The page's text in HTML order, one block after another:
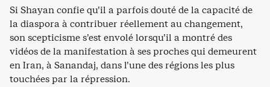
Si Shayan confie qu’il a parfois douté de la capacité de
la diaspora à contribuer réellement au changement,
son scepticisme s’est envolé lorsqu’il a montré des
vidéos de la manifestation à ses proches qui demeurent
en Iran, à Sanandaj, dans l’une des régions les plus
touchées par la répression.